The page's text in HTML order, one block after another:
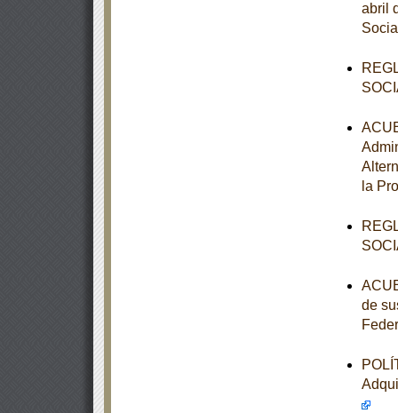
abril
la
de